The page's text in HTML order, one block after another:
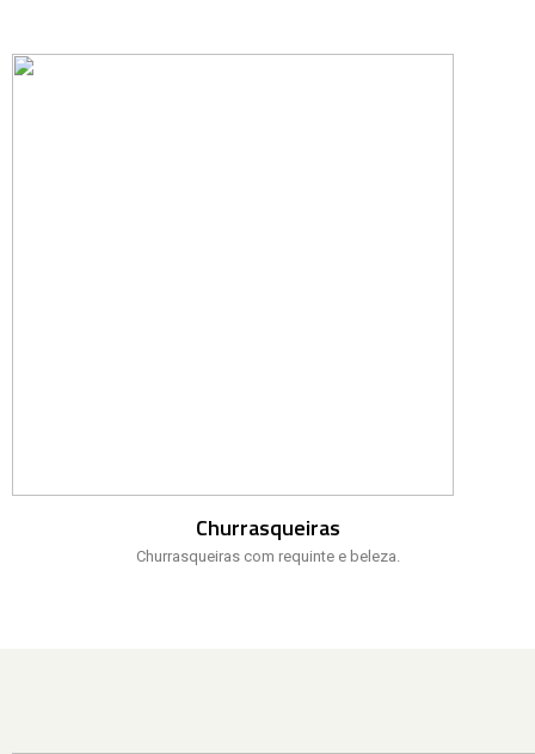
Churrasqueiras
Churrasqueiras com requinte e beleza.